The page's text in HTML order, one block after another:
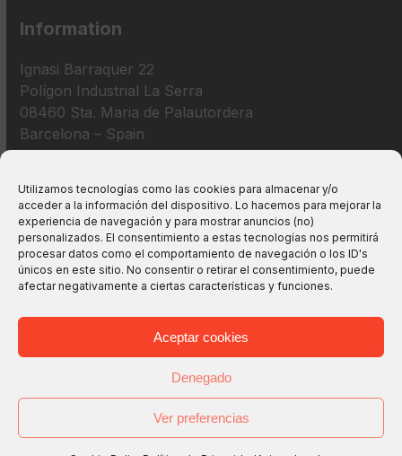
Utilizamos tecnologías como las cookies para almacenar y/o
acceder a la información del dispositivo. Lo hacemos para mejorar la
experiencia de navegación y para mostrar anuncios (no)
personalizados. El consentimiento a estas tecnologías nos permitirá
procesar datos como el comportamiento de navegación o los ID's
únicos en este sitio. No consentir o retirar el consentimiento, puede
afectar negativamente a ciertas características y funciones.
Aceptar cookies
Denegado
Ver preferencias
Information
Ignasi Barraquer 22
Polígon Industrial La Serra
08460 Sta. Maria de Palautordera
Barcelona – Spain
info@m2bswitches.com
CopyrightM2B TECHNOLOGIES, S.L.2026 - All Rights